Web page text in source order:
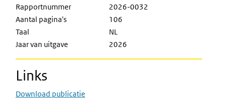
Rapportnummer
2026-0032
Aantal pagina's
106
Taal
NL
Jaar van uitgave
2026
Links
Download publicatie